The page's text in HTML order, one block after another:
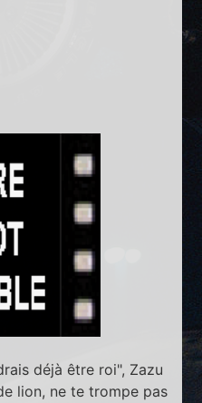
déjà être roi", Zazu
lion, ne te trompe pas